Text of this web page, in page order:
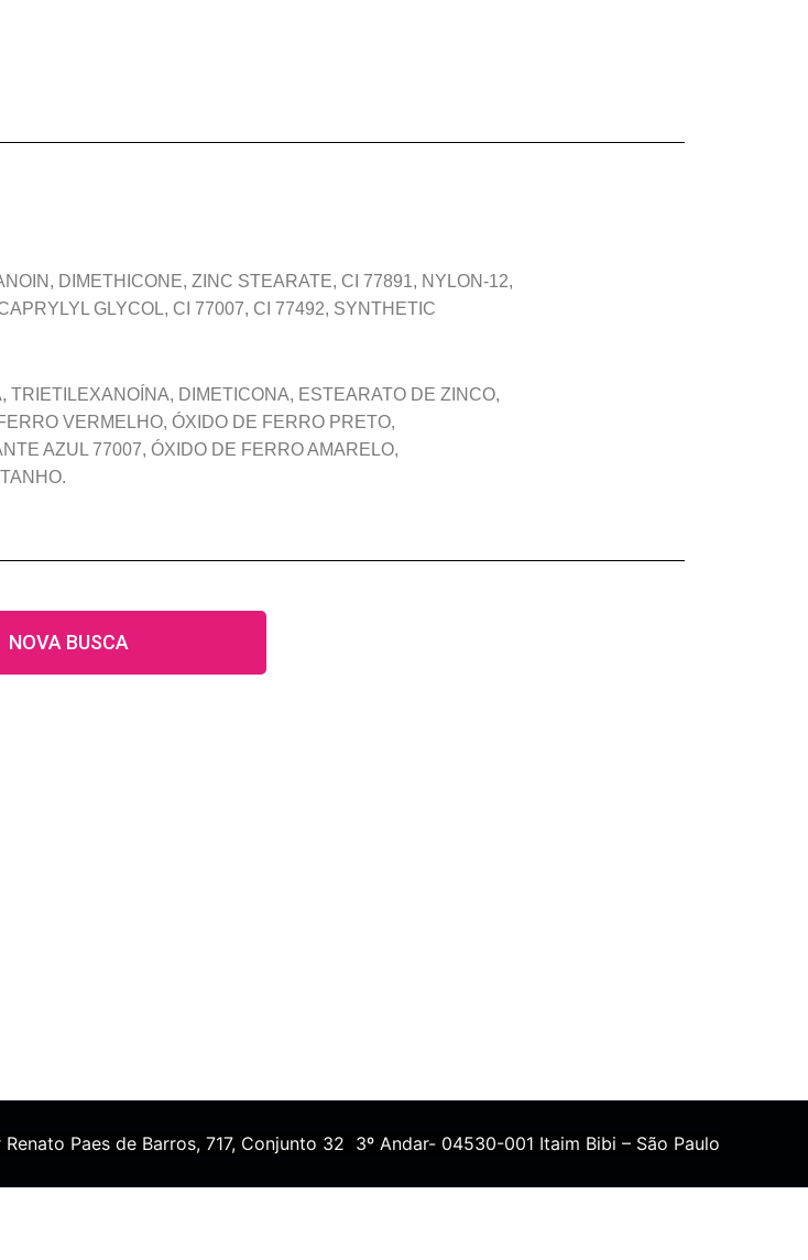
DIMETHICONE, ZINC STEARATE, CI 77891, NYLON-12,
GLYCOL, CI 77007, CI 77492, SYNTHETIC
TRIETILEXANOÍNA, DIMETICONA, ESTEARATO DE ZINCO,
VERMELHO, ÓXIDO DE FERRO PRETO,
AZUL 77007, ÓXIDO DE FERRO AMARELO,
NOVA BUSCA
Paes de Barros, 717, Conjunto 32 3º Andar- 04530-001 Itaim Bibi – São Paulo